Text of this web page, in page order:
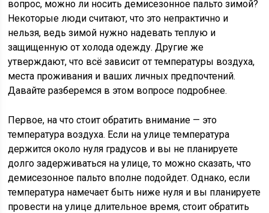
вопрос, можно ли носить демисезонное пальто зимой?
Некоторые люди считают, что это непрактично и
нельзя, ведь зимой нужно надевать теплую и
защищенную от холода одежду. Другие же
утверждают, что всё зависит от температуры воздуха,
места проживания и ваших личных предпочтений.
Давайте разберемся в этом вопросе подробнее.
Первое, на что стоит обратить внимание — это
температура воздуха. Если на улице температура
держится около нуля градусов и вы не планируете
долго задерживаться на улице, то можно сказать, что
демисезонное пальто вполне подойдет. Однако, если
температура намечает быть ниже нуля и вы планируете
провести на улице длительное время, стоит обратить